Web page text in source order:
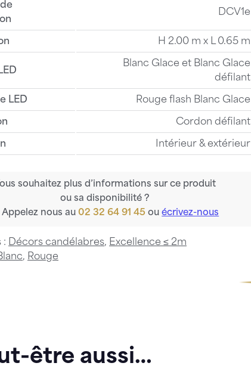
DCV1e
H 2.00 m x L 0.65 m
Blanc Glace et Blanc Glace
défilant
LED Rouge flash Blanc Glace
Cordon défilant
Intérieur & extérieur
souhaitez plus d’informations sur ce produit
ou sa disponibilité ?
Appelez nous au02 32 64 91 45 ouécrivez-nous
: Décors candélabres, Excellence ≤ 2m
, Rouge
être aussi…